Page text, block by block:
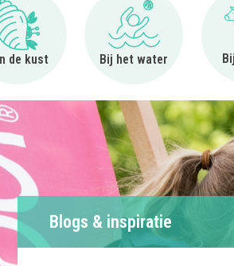
de kust
Ga naar Aan de kust
Bij het water
Ga naar Bij het
Blogs & inspiratie